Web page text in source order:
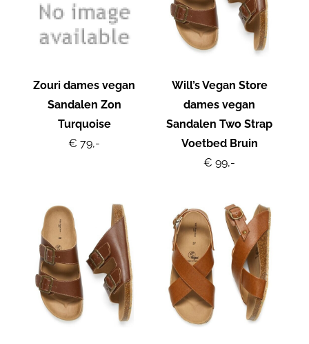
Zouri dames vegan
Sandalen Zon
Turquoise
€ 79,-
Will’s Vegan Store
dames vegan
Sandalen Two Strap
Voetbed Bruin
€ 99,-